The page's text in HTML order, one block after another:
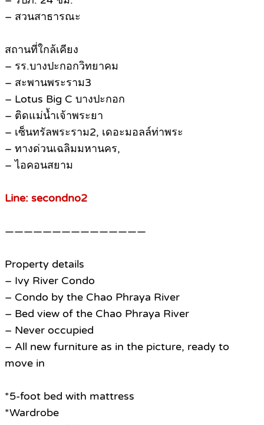
– สวนสาธารณะ
สถานที่ใกล้เคียง
– รร.บางปะกอกวิทยาคม
– สะพานพระราม3
– Lotus Big C บางปะกอก
– ติดแม่น้ำเจ้าพระยา
– เซ็นทรัลพระราม2, เดอะมอลล์ท่าพระ
– ทางด่วนเฉลิมมหานคร,
– ไอคอนสยาม
Line: secondno2
———————————————
Property details
– Ivy River Condo
– Condo by the Chao Phraya River
– Bed view of the Chao Phraya River
– Never occupied
– All new furniture as in the picture, ready to
move in
*5-foot bed with mattress
*Wardrobe